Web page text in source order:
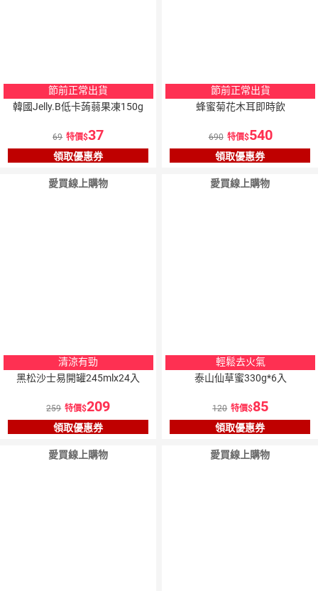
節前正常出貨
韓國Jelly.B低卡蒟蒻果凍150g
69 特價 37
領取優惠券
節前正常出貨
蜂蜜菊花木耳即時飲
690 特價 540
領取優惠券
愛買線上購物
清涼有勁
黑松沙士易開罐245mlx24入
259 特價 209
領取優惠券
愛買線上購物
輕鬆去火氣
泰山仙草蜜330g*6入
120 特價 85
領取優惠券
愛買線上購物 愛買線上購物